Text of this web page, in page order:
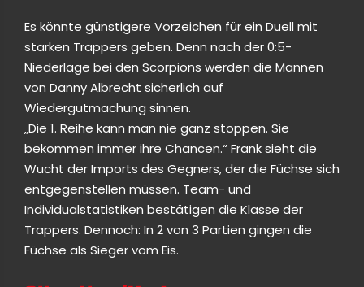
Es könnte günstigere Vorzeichen für ein Duell mit
starken Trappers geben. Denn nach der 0:5-
Niederlage bei den Scorpions werden die Mannen
von Danny Albrecht sicherlich auf
Wiedergutmachung sinnen.
„Die 1. Reihe kann man nie ganz stoppen. Sie
bekommen immer ihre Chancen.“ Frank sieht die
Wucht der Imports des Gegners, der die Füchse sich
entgegenstellen müssen. Team- und
Individualstatistiken bestätigen die Klasse der
Trappers. Dennoch: In 2 von 3 Partien gingen die
Füchse als Sieger vom Eis.